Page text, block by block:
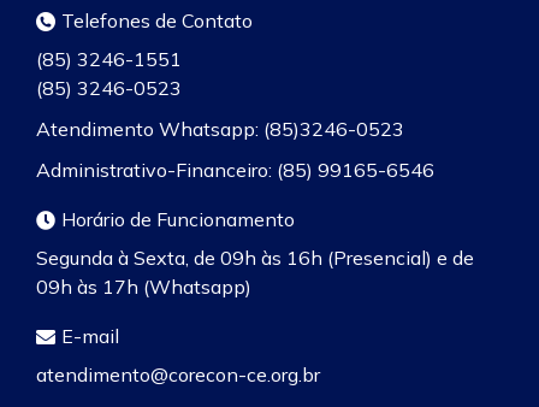
Telefones de Contato
(85) 3246-1551
(85) 3246-0523
Atendimento Whatsapp: (85)3246-0523
Administrativo-Financeiro: (85) 99165-6546
Horário de Funcionamento
Segunda à Sexta, de 09h às 16h (Presencial) e de
09h às 17h (Whatsapp)
E-mail
atendimento@corecon-ce.org.br